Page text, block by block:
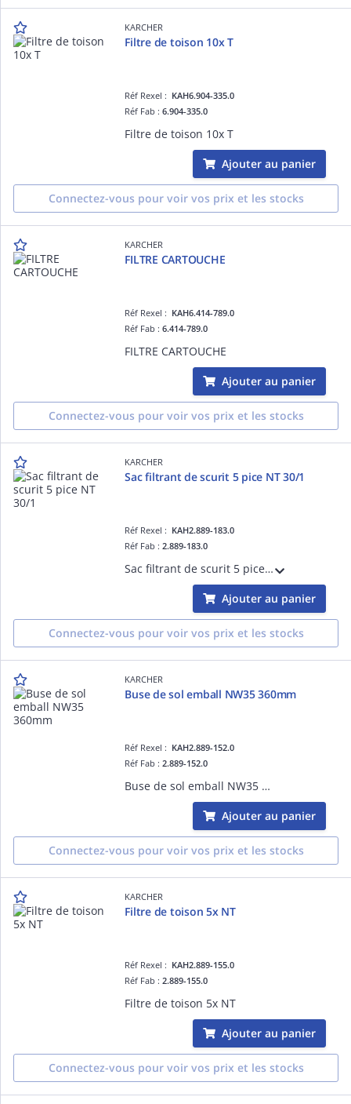
KARCHER
Filtre de toison 10x T
Réf Rexel : KAH6.904-335.0
Réf Fab :6.904-335.0
Filtre de toison 10x T
Ajouter au panier
Connectez-vous pour voir vos prix et les stocks
KARCHER
FILTRE CARTOUCHE
Réf Rexel : KAH6.414-789.0
Réf Fab :6.414-789.0
FILTRE CARTOUCHE
Ajouter au panier
Connectez-vous pour voir vos prix et les stocks
KARCHER
Sac filtrant de scurit 5 pice NT 30/1
Réf Rexel : KAH2.889-183.0
Réf Fab :2.889-183.0
Sac filtrant de scurit 5 pice NT 30/1
Ajouter au panier
Connectez-vous pour voir vos prix et les stocks
KARCHER
Buse de sol emball NW35 360mm
Réf Rexel : KAH2.889-152.0
Réf Fab :2.889-152.0
Buse de sol emball NW35 360mm
Ajouter au panier
Connectez-vous pour voir vos prix et les stocks
KARCHER
Filtre de toison 5x NT
Réf Rexel : KAH2.889-155.0
Réf Fab :2.889-155.0
Filtre de toison 5x NT
Ajouter au panier
Connectez-vous pour voir vos prix et les stocks